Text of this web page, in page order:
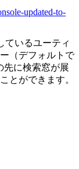
updated-to-
ているユーティ
（デフォルトで
先に検索窓が展
とができます。